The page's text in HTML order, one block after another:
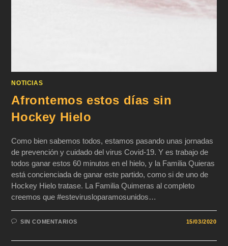
NOTICIAS
Afrontemos estos días sin
Hockey Hielo
Como bien sabemos todos, estamos pasando unas jornadas
de prevención y cuidado del virus Covid-19. Y es trabajo de
todos ganar estos 60 minutos en el hielo, y la Familia Quieras
está concienciada de ganar este partido, como si de uno de
Hockey Hielo tratase. La Familia Quimeras al completo
creemos que #estevirusloparamosunidos…
SIN COMENTARIOS 15/03/2020